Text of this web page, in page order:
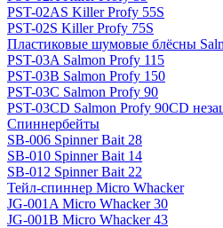
PST-02AS Killer Profy 55S
PST-02S Killer Profy 75S
Пластиковые шумовые блёсны
PST-03A Salmon Profy 115
PST-03B Salmon Profy 150
PST-03C Salmon Profy 90
PST-03CD Salmon Profy 90CD
Спиннербейты
SB-006 Spinner Bait 28
SB-010 Spinner Bait 14
SB-012 Spinner Bait 22
Тейл-спиннер Micro Whacker
JG-001A Micro Whacker 30
JG-001B Micro Whacker 43